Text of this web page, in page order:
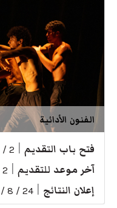
الفنون الأدائية
فتح باب التقديم 2 / 2 / 2026
آخر موعد للتقديم 2 / 4 / 2026
إعلان النتائج 24 / 8 / 2026